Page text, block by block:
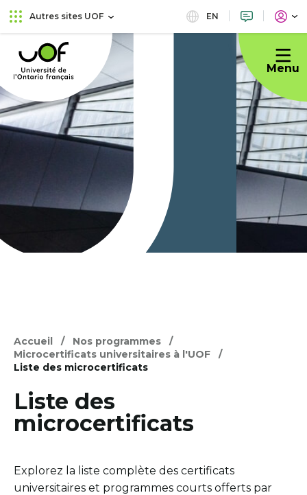
Aller
au
principal
Passer
au
contenu
Autres sites UOF EN
Université
de
l'Ontario
français
Menu
Accueil
Nos programmes
Microcertificats universitaires à l'UOF
Liste des microcertificats
Liste des
microcertificats
Explorez la liste complète des certificats
universitaires et programmes courts offerts par